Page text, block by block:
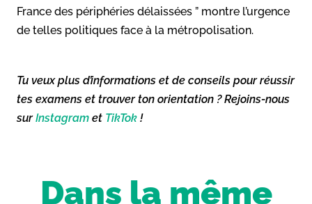
France des périphéries délaissées ” montre l’urgence
de telles politiques face à la métropolisation.
Tu veux plus d’informations et de conseils pour réussir
tes examens et trouver ton orientation ? Rejoins-nous
surInstagram et TikTok !
Dans la même